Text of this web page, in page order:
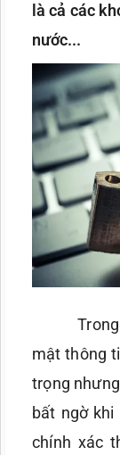
là cả các
nước...
Trong
mật thông
trọng
bất ngờ
chính xác